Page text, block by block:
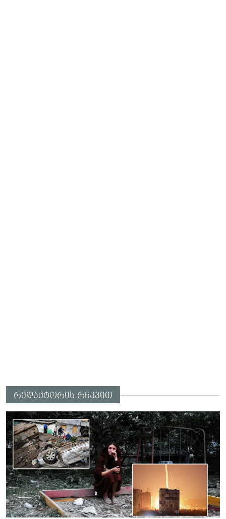
რედაქტორის რჩევით